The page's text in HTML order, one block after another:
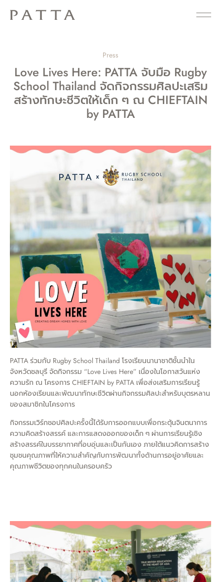
Press
Love Lives Here: PATTA จับมือ Rugby
School Thailand จัดกิจกรรมศิลปะเสริม
สร้างทักษะชีวิตให้เด็ก ๆ ณ CHIEFTAIN
by PATTA
PATTA ร่วมกับ Rugby School Thailand โรงเรียนนานาชาติชั้นนำใน
จังหวัดชลบุรี จัดกิจกรรม “Love Lives Here” เนื่องในโอกาสวันแห่ง
ความรัก ณ โครงการ CHIEFTAIN by PATTA เพื่อส่งเสริมการเรียนรู้
นอกห้องเรียนและพัฒนาทักษะชีวิตผ่านกิจกรรมศิลปะสำหรับบุตรหลาน
ของสมาชิกในโครงการ
กิจกรรมเวิร์กชอปศิลปะครั้งนี้ได้รับการออกแบบเพื่อกระตุ้นจินตนาการ
ความคิดสร้างสรรค์ และการแสดงออกของเด็ก ๆ ผ่านการเรียนรู้เชิง
สร้างสรรค์ในบรรยากาศที่อบอุ่นและเป็นกันเอง ภายใต้แนวคิดการสร้าง
ชุมชนคุณภาพที่ให้ความสำคัญกับการพัฒนาทั้งด้านการอยู่อาศัยและ
คุณภาพชีวิตของทุกคนในครอบครัว